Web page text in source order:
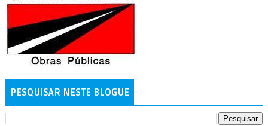
PESQUISAR NESTE BLOGUE